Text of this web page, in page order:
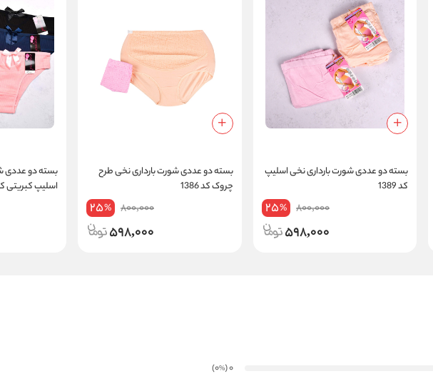
بسته دو عددی شورت بارداری نخی اسلیپ
کد 1389
800,000
25%
598,000
بسته دو عددی شورت بارداری نخی طرح
چروک کد 1386
800,000
25%
598,000
بسته دو عددی
اسلیپ کبریتی کد
0
(0
%
)